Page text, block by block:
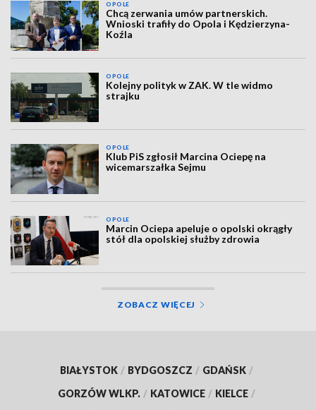
OPOLE
Chcą zerwania umów partnerskich.
Wnioski trafiły do Opola i Kędzierzyna-
Koźla
OPOLE
Kolejny polityk w ZAK. W tle widmo
strajku
OPOLE
Klub PiS zgłosił Marcina Ociepę na
wicemarszałka Sejmu
OPOLE
Marcin Ociepa apeluje o opolski okrągły
stół dla opolskiej służby zdrowia
ZOBACZ WIĘCEJ
BIAŁYSTOK / BYDGOSZCZ / GDAŃSK /
GORZÓW WLKP. / KATOWICE / KIELCE /